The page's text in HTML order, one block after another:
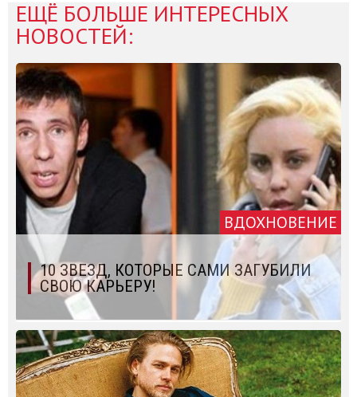
ЕЩЁ БОЛЬШЕ ИНТЕРЕСНЫХ
НОВОСТЕЙ:
ВДОХНОВЕНИЕ
10 ЗВЕЗД, КОТОРЫЕ САМИ ЗАГУБИЛИ
СВОЮ КАРЬЕРУ!